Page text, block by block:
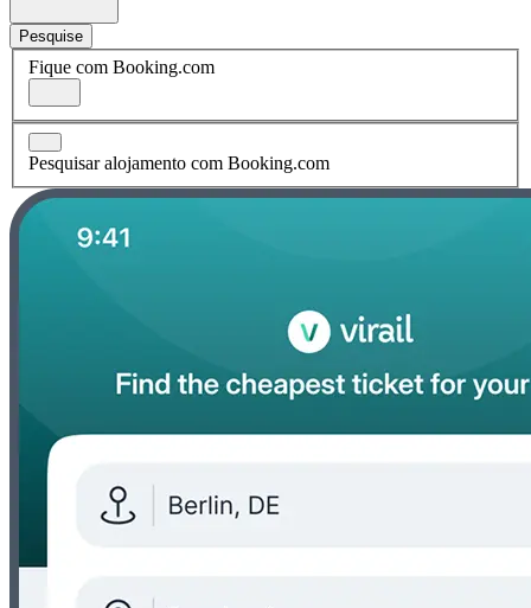
Pesquise
Fique com Booking.com
Pesquisar alojamento com Booking.com